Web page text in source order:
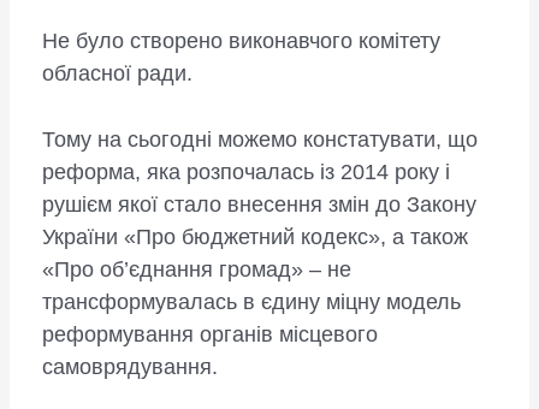
Не було створено виконавчого комітету
обласної ради.
Тому на сьогодні можемо констатувати, що
реформа, яка розпочалась із 2014 року і
рушієм якої стало внесення змін до Закону
України «Про бюджетний кодекс», а також
«Про об’єднання громад» – не
трансформувалась в єдину міцну модель
реформування органів місцевого
самоврядування.